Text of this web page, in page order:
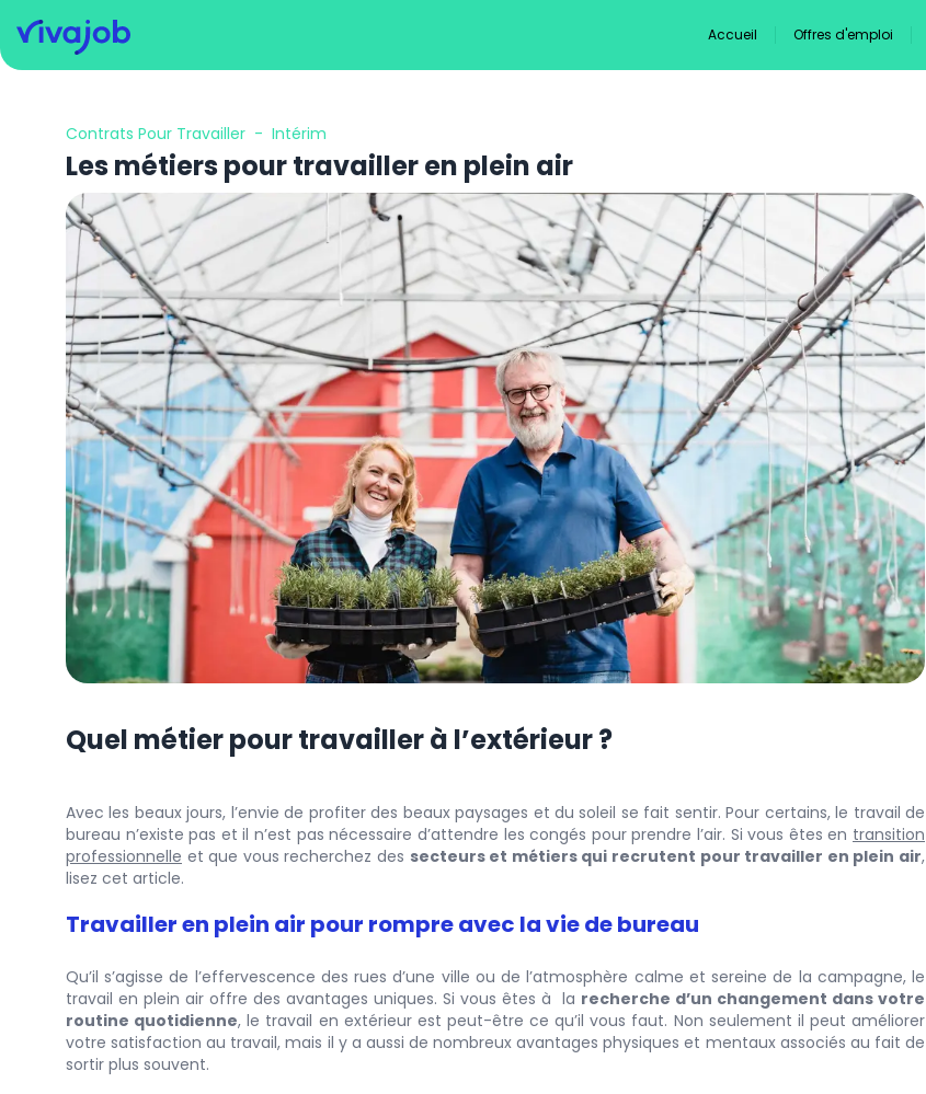
Accueil Offres d'emploi
Contrats Pour Travailler - Intérim
Les métiers pour travailler en plein air
Quel métier pour travailler à l’extérieur ?
Avec les beaux jours, l’envie de profiter des beaux paysages et du soleil se fait sentir. Pour certains, le travail de
bureau n’existe pas et il n’est pas nécessaire d’attendre les congés pour prendre l’air. Si vous êtes en transition
professionnelle et que vous recherchez des secteurs et métiers qui recrutent pour travailler en plein air,
lisez cet article.
Travailler en plein air pour rompre avec la vie de bureau
Qu’il s’agisse de l’effervescence des rues d’une ville ou de l’atmosphère calme et sereine de la campagne, le
travail en plein air offre des avantages uniques. Si vous êtes à la recherche d’un changement dans votre
routine quotidienne, le travail en extérieur est peut-être ce qu’il vous faut. Non seulement il peut améliorer
votre satisfaction au travail, mais il y a aussi de nombreux avantages physiques et mentaux associés au fait de
sortir plus souvent.